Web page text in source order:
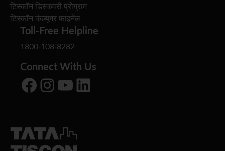
टिस्कॉन डिस्कवरी प्रोग्राम
टिस्कॉन कंज़्यूमर फाइनेंल
Toll-Free Helpline
1800-108-8282
Connect With Us
Facebook Instagram YouTube LinkedIn